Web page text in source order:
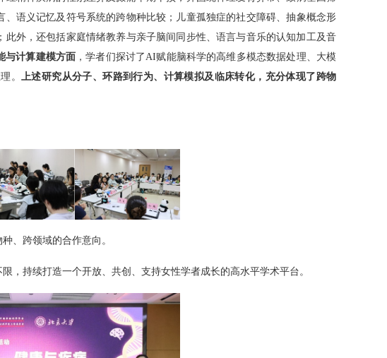
、语义记忆及符号系统的跨物种比较；儿童孤独症的社交障碍、抽象概念形
外，还包括家庭情绪教养与亲子脑间同步性、语言与音乐的认知加工及音
与计算建模方面 ，学者们探讨了AI赋能脑科学的高维多模态数据处理、大模
。 上述研究从分子、环路到行为、计算模拟及临床转化，充分体现了跨物
、跨领域的合作意向。
，持续打造一个开放、共创、支持女性学者成长的高水平学术平台。